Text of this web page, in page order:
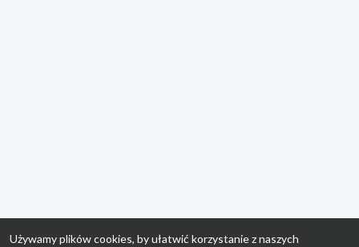
Używamy plików cookies, by ułatwić korzystanie z naszych